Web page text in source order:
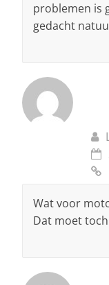
problemen is
gedacht
Wat voor
Dat moet